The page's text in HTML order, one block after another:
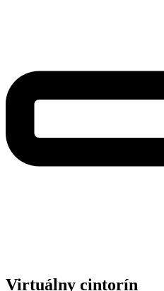
Virtuálny cintorín